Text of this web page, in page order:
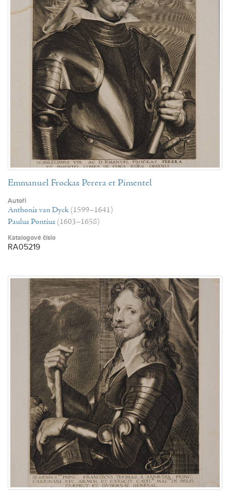
Emmanuel Frockas Perera et Pimentel
Autoři
Anthonis van Dyck (1599–1641)
Paulus Pontius (1603–1658)
Katalogové číslo
RA05219